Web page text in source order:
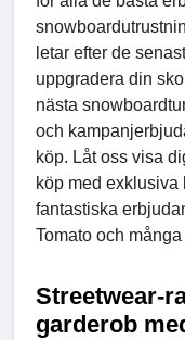
letar efter de
uppgradera din
nästa
och
köp. Låt oss visa
köp med exklusiva
fantastiska
Tomato och många
Streetwear-
garderob